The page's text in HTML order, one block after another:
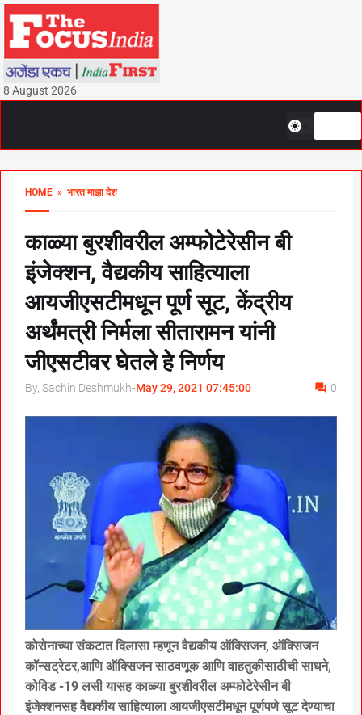
8 August 2026
HOME » भारत माझा देश
काळ्या बुरशीवरील अम्फोटेरेसीन बी
इंजेक्शन, वैद्यकीय साहित्याला
आयजीएसटीमधून पूर्ण सूट, केंद्रीय
अर्थंमत्री निर्मला सीतारामन यांनी
जीएसटीवर घेतले हे निर्णय
By, Sachin Deshmukh-May 29, 2021 07:45:00 0
कोरोनाच्या संकटात दिलासा म्हणून वैद्यकीय ऑक्सिजन, ऑक्सिजन
कॉन्सट्रेटर,आणि ऑक्सिजन साठवणूक आणि वाहतुकीसाठीची साधने,
कोविड -19 लसी यासह काळ्या बुरशीवरील अम्फोटेरेसीन बी
इंजेक्शनसह वैद्यकीय साहित्याला आयजीएसटीमधून पूर्णपणे सूट देण्याचा